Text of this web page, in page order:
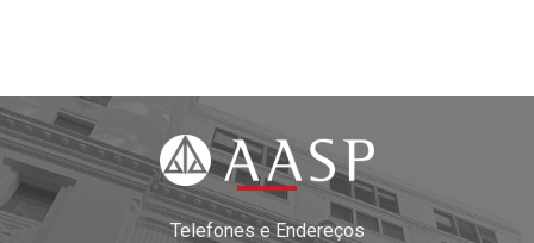
Telefones e Endereços